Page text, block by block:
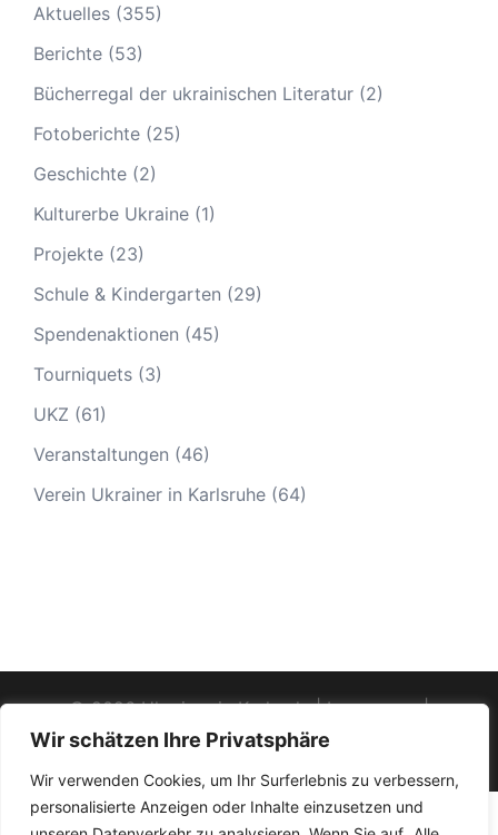
Wir schätzen Ihre Privatsphäre
Wir verwenden Cookies, um Ihr Surferlebnis zu verbessern,
personalisierte Anzeigen oder Inhalte einzusetzen und
Aktuelles (355)
Berichte (53)
Bücherregal der ukrainischen Literatur (2)
Fotoberichte (25)
Geschichte (2)
Kulturerbe Ukraine (1)
Projekte (23)
Schule & Kindergarten (29)
Spendenaktionen (45)
Tourniquets (3)
UKZ (61)
Veranstaltungen (46)
Verein Ukrainer in Karlsruhe (64)
© 2026 Ukrainer in Karlsruhe|Impressum|
Datenschutz|Termine - Veranstaltungen